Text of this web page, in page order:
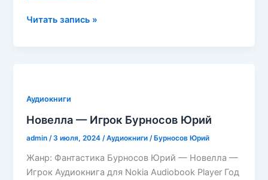
Революция.
Читать запись »
Аудиокниги
Новелла — Игрок Бурносов Юрий
admin/3 июля, 2024/Аудиокниги / Бурносов Юрий
Жанр: Фантастика Бурносов Юрий — Новелла —
Игрок Аудиокнига для Nokia Audiobook Player Год